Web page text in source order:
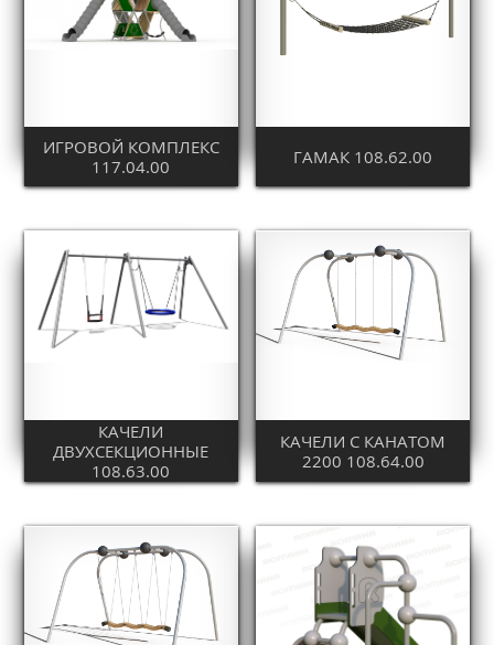
ИГРОВОЙ КОМПЛЕКС
117.04.00
ГАМАК 108.62.00
КАЧЕЛИ
ДВУХСЕКЦИОННЫЕ
108.63.00
КАЧЕЛИ С КАНАТОМ
2200 108.64.00